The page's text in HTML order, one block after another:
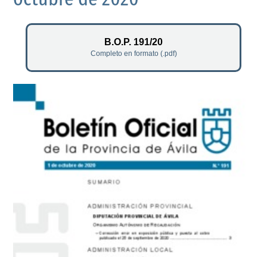
B.O.P. 191/20
Completo en formato (.pdf)